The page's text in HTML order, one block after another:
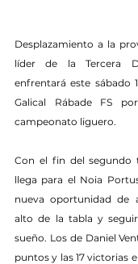
Desplazamiento a la
líder de la Tercera
enfrentará este sábado
Galical Rábade FS
campeonato liguero.
Con el fin del segundo
llega para el Noia
nueva oportunidad de
alto de la tabla y
sueño. Los de Daniel
puntos y las 17 victorias